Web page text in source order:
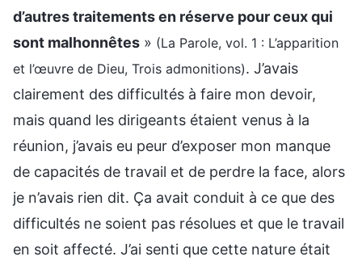
d’autres traitements en réserve pour ceux qui
sont malhonnêtes » (La Parole, vol. 1 : L’apparition
et l’œuvre de Dieu, Trois admonitions). J’avais
clairement des difficultés à faire mon devoir,
mais quand les dirigeants étaient venus à la
réunion, j’avais eu peur d’exposer mon manque
de capacités de travail et de perdre la face, alors
je n’avais rien dit. Ça avait conduit à ce que des
difficultés ne soient pas résolues et que le travail
en soit affecté. J’ai senti que cette nature était